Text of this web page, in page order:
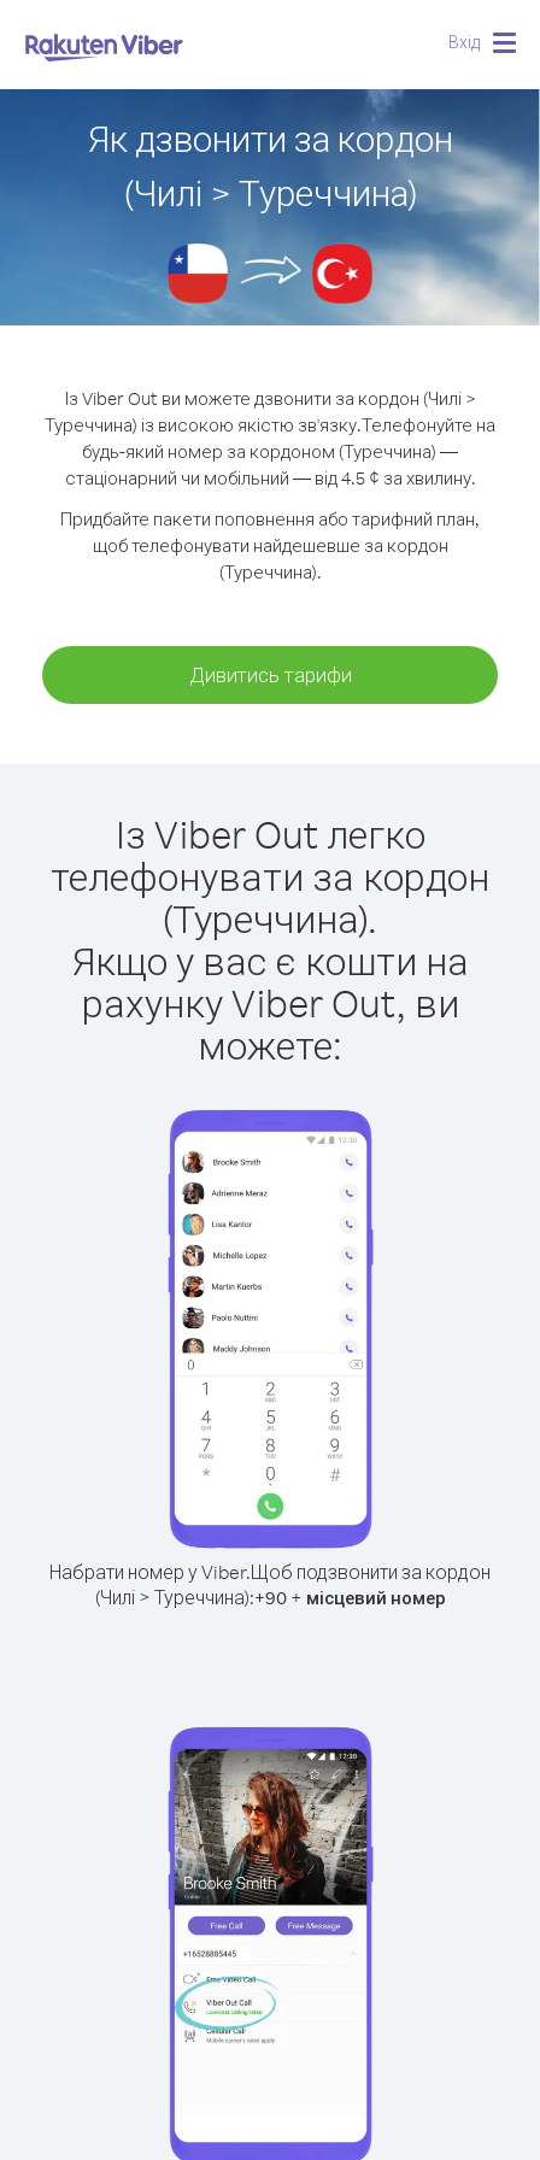
Вхід
Як дзвонити за кордон
(Чилі > Туреччина)
Із Viber Out ви можете дзвонити за кордон (Чилі >
Туреччина) із високою якістю зв'язку.Телефонуйте на
будь-який номер за кордоном (Туреччина) —
стаціонарний чи мобільний — від 4.5 ¢ за хвилину.
Придбайте пакети поповнення або тарифний план,
щоб телефонувати найдешевше за кордон
(Туреччина).
Дивитись тарифи
Із Viber Out легко
телефонувати за кордон
(Туреччина).
Якщо у вас є кошти на
рахунку Viber Out, ви
можете:
Набрати номер у Viber.Щоб подзвонити за кордон
(Чилі > Туреччина):+90+ місцевий номер